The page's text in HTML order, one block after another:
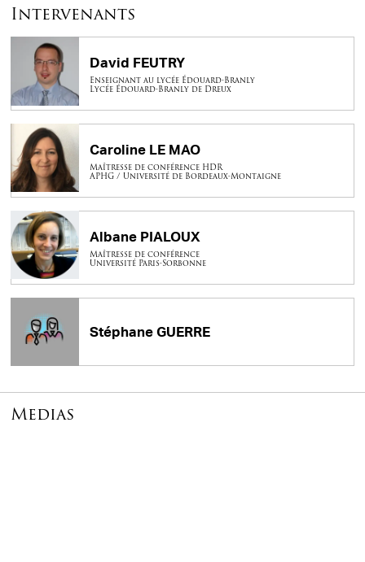
Intervenants
David FEUTRY
Enseignant au lycée Édouard-Branly
Lycée Édouard-Branly de Dreux
Caroline LE MAO
Maîtresse de conférence HDR
APHG / Université de Bordeaux-Montaigne
Albane PIALOUX
Maîtresse de conférence
Université Paris-Sorbonne
Stéphane GUERRE
Medias